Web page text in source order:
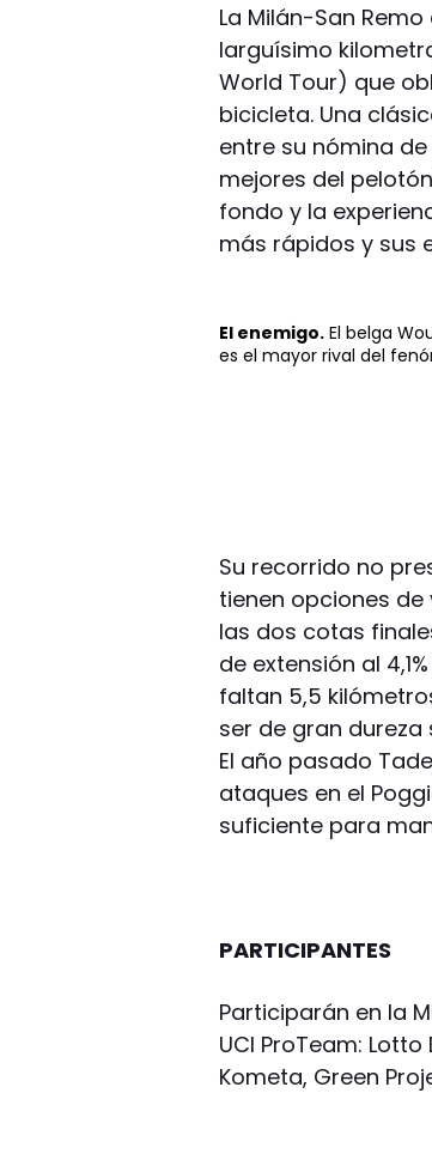
La Milán-San
larguísimo
World Tour) que
bicicleta. Una
entre su nómina
mejores del
fondo y la
más rápidos y sus
El enemigo. El belga
es el mayor rival del
Su recorrido no
tienen opciones
las dos cotas
de extensión al
faltan 5,5
ser de gran
El año pasado
ataques en el
suficiente para
PARTICIPANTES
Participarán en la
UCI ProTeam:
Kometa, Green